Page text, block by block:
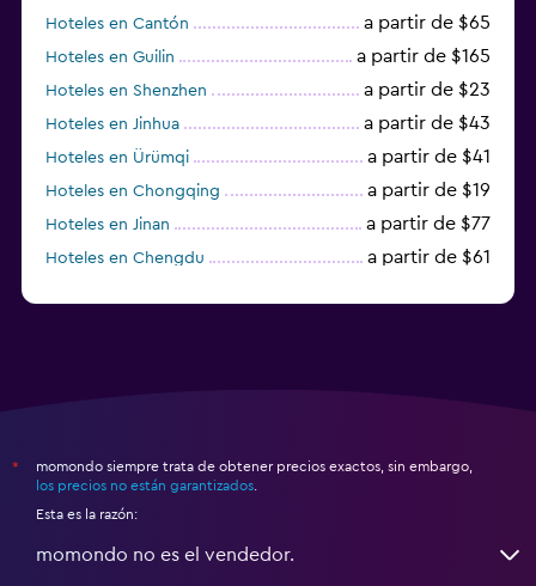
Hoteles en Cantón a partir de $65
Hoteles en Guilin a partir de $165
Hoteles en Shenzhen a partir de $23
Hoteles en Jinhua a partir de $43
Hoteles en Ürümqi a partir de $41
Hoteles en Chongqing a partir de $19
Hoteles en Jinan a partir de $77
Hoteles en Chengdu a partir de $61
*
momondo siempre trata de obtener precios exactos, sin embargo,
los precios no están garantizados
Esta es la razón:
momondo no es el vendedor.